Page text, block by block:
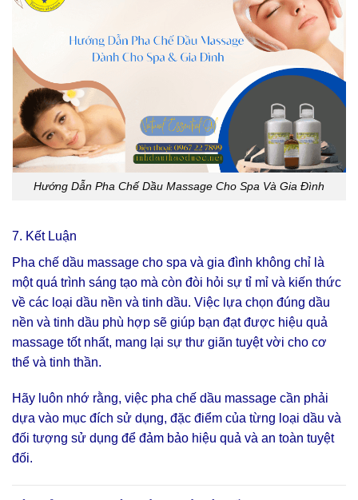
Hướng Dẫn Pha Chế Dầu Massage Cho Spa Và Gia Đình
7. Kết Luận
Pha chế dầu massage cho spa và gia đình không chỉ là
một quá trình sáng tạo mà còn đòi hỏi sự tỉ mỉ và kiến thức
về các loại dầu nền và tinh dầu. Việc lựa chọn đúng dầu
nền và tinh dầu phù hợp sẽ giúp bạn đạt được hiệu quả
massage tốt nhất, mang lại sự thư giãn tuyệt vời cho cơ
thể và tinh thần.
Hãy luôn nhớ rằng, việc pha chế dầu massage cần phải
dựa vào mục đích sử dụng, đặc điểm của từng loại dầu và
đối tượng sử dụng để đảm bảo hiệu quả và an toàn tuyệt
đối.